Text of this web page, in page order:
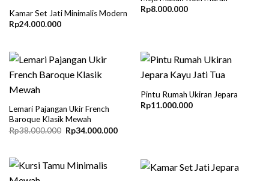
Kamar Set Jati Minimalis Modern
Rp24.000.000
Rp8.000.000
Lemari Pajangan Ukir French
Baroque Klasik Mewah
Rp38.000.000 Original
price
Rp34.000.000Current
Pintu Rumah Ukiran Jepara
Rp11.000.000